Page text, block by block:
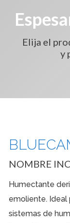
Elija el
y
NOMBRE
Humectante
emoliente. Ideal
sistemas de